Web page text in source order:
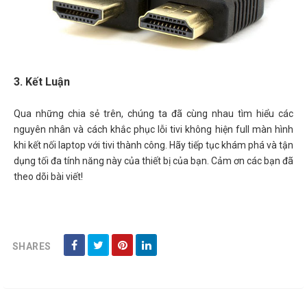
3. Kết Luận
Qua những chia sẻ trên, chúng ta đã cùng nhau tìm hiểu các
nguyên nhân và cách khắc phục lỗi tivi không hiện full màn hình
khi kết nối laptop với tivi thành công. Hãy tiếp tục khám phá và tận
dụng tối đa tính năng này của thiết bị của bạn. Cảm ơn các bạn đã
theo dõi bài viết!
SHARES